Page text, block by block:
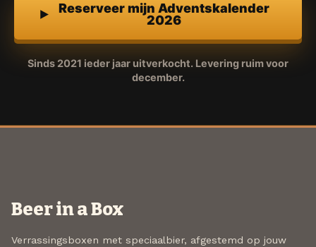
Reserveer mijn Adventskalender
2026
Sinds 2021 ieder jaar uitverkocht. Levering ruim voor
december.
Beer in a Box
Verrassingsboxen met speciaalbier, afgestemd op jouw